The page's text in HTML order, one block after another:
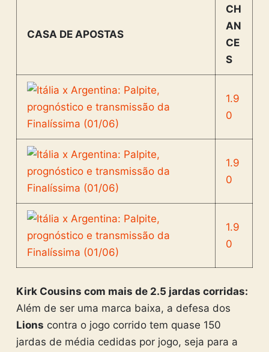
CASA DE APOSTAS
CH
AN
CE
S
1.9
0
1.9
0
1.9
0
Kirk Cousins com mais de 2.5 jardas corridas:
Além de ser uma marca baixa, a defesa dos
Lions contra o jogo corrido tem quase 150
jardas de média cedidas por jogo, seja para a